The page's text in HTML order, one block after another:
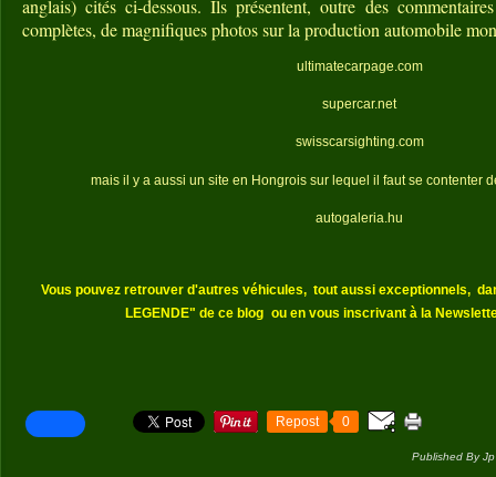
anglais) cités ci-dessous. Ils présentent, outre des
complètes, de magnifiques photos sur la production automobile
ultimatecarpage.com
supercar.net
swisscarsighting.com
mais il y a aussi un site en Hongrois sur lequel il faut se contenter
autogaleria.hu
Vous pouvez retrouver d'autres véhicules, tout aussi exceptionnels,
LEGENDE" de ce blog ou en vous inscrivant à la
Repost 0
Published By